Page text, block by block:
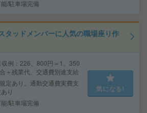
/駐車場完備
タッドメンバーに人気の職場座り作
例：226、800円＝1、350
＋残業代、交通費別途支給
定あり。通勤交通費実費支
り
/駐車場完備
気になる!